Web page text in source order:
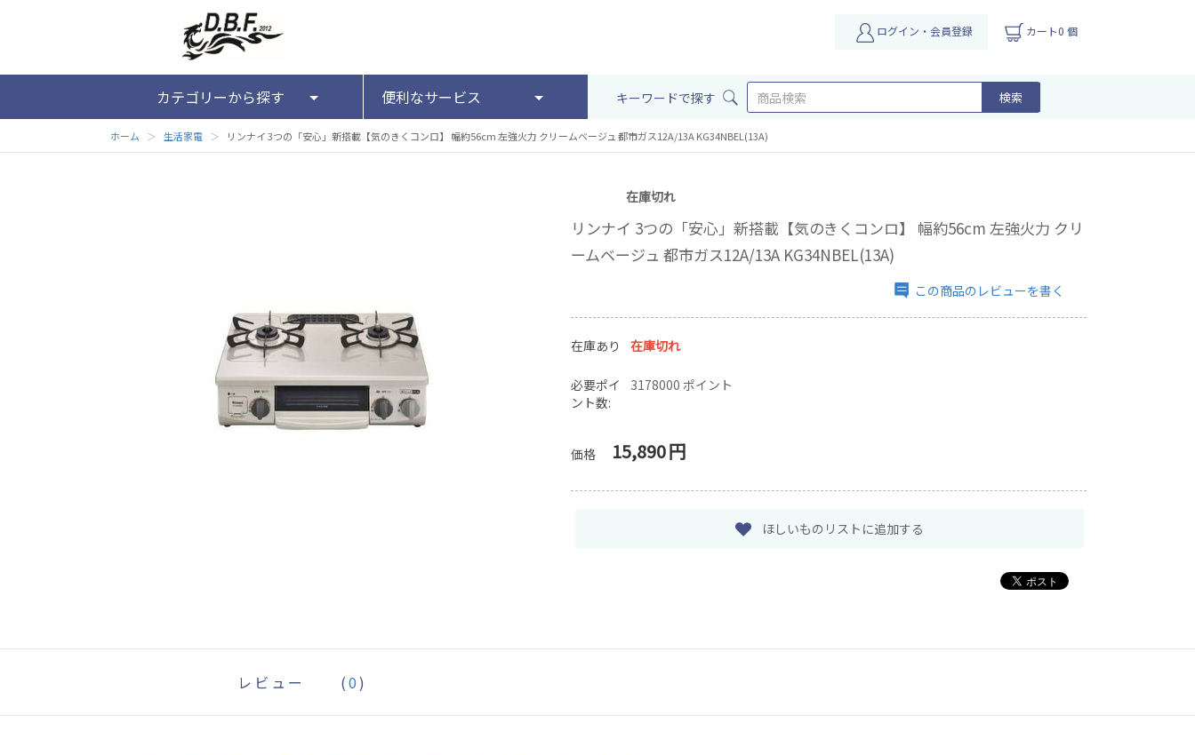
カート0 個
ログイン・会員登録
カテゴリーから探す 便利なサービス キーワードで探す 検索
ホーム ＞ 生活家電 ＞ リンナイ 3つの「安心」新搭載【気のきくコンロ】 幅約56cm 左強火力 クリームベージュ 都市ガス12A/13A KG34NBEL(13A)
在庫切れ
リンナイ 3つの「安心」新搭載【気のきくコンロ】 幅約56cm 左強火力 クリ
ームベージュ 都市ガス12A/13A KG34NBEL(13A)
この商品のレビューを書く
在庫あり 在庫切れ
必要ポイ
ント数:
3178000 ポイント
価格 15,890円
ほしいものリストに追加する
レビュー (0)